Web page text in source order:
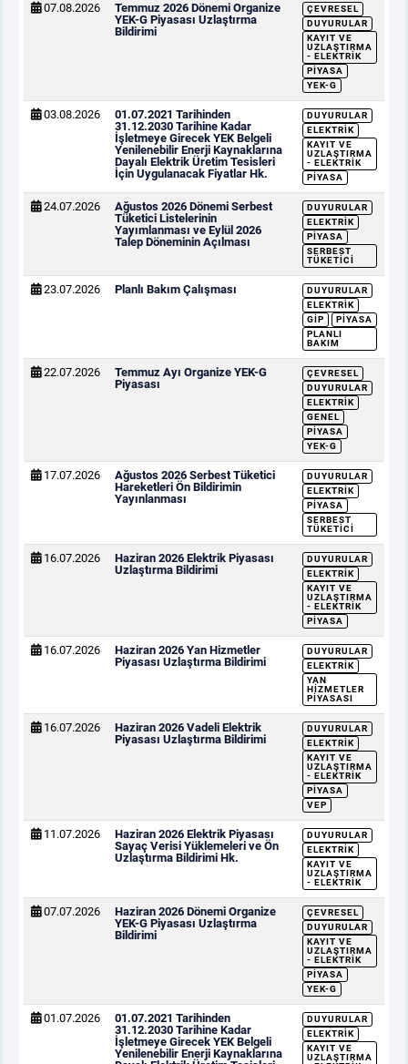
07.08.2026
Temmuz 2026 Dönemi Organize
YEK-G Piyasası Uzlaştırma
Bildirimi
ÇEVRESEL
DUYURULAR
KAYIT VE
UZLAŞTIRMA
- ELEKTRIK
PIYASA
YEK-G
03.08.2026
01.07.2021 Tarihinden
31.12.2030 Tarihine Kadar
İşletmeye Girecek YEK Belgeli
Yenilenebilir Enerji Kaynaklarına
Dayalı Elektrik Üretim Tesisleri
İçin Uygulanacak Fiyatlar Hk.
DUYURULAR
ELEKTRIK
KAYIT VE
UZLAŞTIRMA
- ELEKTRIK
PIYASA
24.07.2026
Ağustos 2026 Dönemi Serbest
Tüketici Listelerinin
Yayımlanması ve Eylül 2026
Talep Döneminin Açılması
DUYURULAR
ELEKTRIK
PIYASA
SERBEST
TÜKETICI
23.07.2026 Planlı Bakım Çalışması
DUYURULAR
ELEKTRIK
GİP
PIYASA
PLANLI
BAKIM
22.07.2026
Temmuz Ayı Organize YEK-G
Piyasası
ÇEVRESEL
DUYURULAR
ELEKTRIK
GENEL
PIYASA
YEK-G
17.07.2026
Ağustos 2026 Serbest Tüketici
Hareketleri Ön Bildirimin
Yayınlanması
DUYURULAR
ELEKTRIK
PIYASA
SERBEST
TÜKETICI
16.07.2026
Haziran 2026 Elektrik Piyasası
Uzlaştırma Bildirimi
DUYURULAR
ELEKTRIK
KAYIT VE
UZLAŞTIRMA
- ELEKTRIK
PIYASA
16.07.2026
Haziran 2026 Yan Hizmetler
Piyasası Uzlaştırma Bildirimi
DUYURULAR
ELEKTRIK
YAN
HIZMETLER
PIYASASI
16.07.2026
Haziran 2026 Vadeli Elektrik
Piyasası Uzlaştırma Bildirimi
DUYURULAR
ELEKTRIK
KAYIT VE
UZLAŞTIRMA
- ELEKTRIK
PIYASA
VEP
11.07.2026
Haziran 2026 Elektrik Piyasası
Sayaç Verisi Yüklemeleri ve Ön
Uzlaştırma Bildirimi Hk.
DUYURULAR
ELEKTRIK
KAYIT VE
UZLAŞTIRMA
- ELEKTRIK
07.07.2026
Haziran 2026 Dönemi Organize
YEK-G Piyasası Uzlaştırma
Bildirimi
ÇEVRESEL
DUYURULAR
KAYIT VE
UZLAŞTIRMA
- ELEKTRIK
PIYASA
YEK-G
01.07.2026
01.07.2021 Tarihinden
31.12.2030 Tarihine Kadar
İşletmeye Girecek YEK Belgeli
Yenilenebilir Enerji Kaynaklarına
DUYURULAR
ELEKTRIK
KAYIT VE
UZLAŞTIRMA